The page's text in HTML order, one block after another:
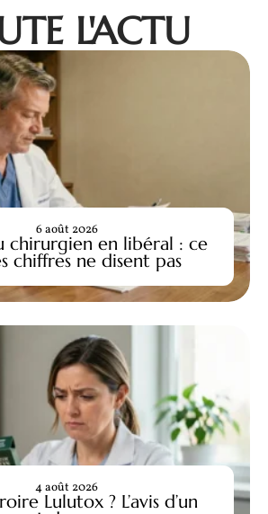
L'ACTU
chirurgien en libéral : ce
chiffres ne disent pas
6 août 2026
Lulutox ? L’avis d’un
4 août 2026